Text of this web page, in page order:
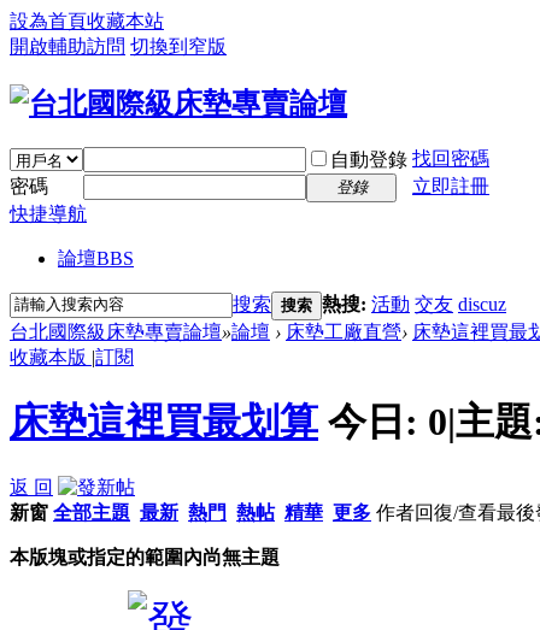
設為首頁收藏本站
開啟輔助訪問 切換到窄版
自動登錄 找回密碼
密碼
登錄
立即註冊
快捷導航
論壇BBS
搜索 搜索 熱搜: 活動 交友 discuz
台北國際級床墊專賣論壇»論壇 › 床墊工廠直營› 床墊這裡買最
收藏本版 |訂閱
床墊這裡買最划算 今日: 0|主
返 回
新窗 全部主題 最新 熱門 熱帖 精華 更多 作者回復/查看最後
本版塊或指定的範圍內尚無主題